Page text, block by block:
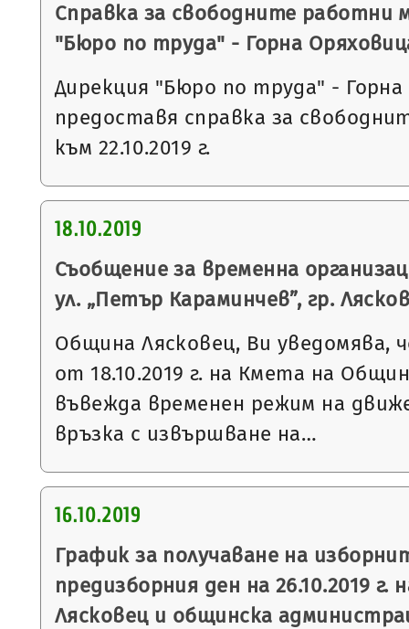
Справка за свободните работни
"Бюро по труда" - Горна
Дирекция "Бюро по труда" -
предоставя справка за
към 22.10.2019 г.
18.10.2019
Съобщение за временна
ул. „Петър Караминчев”, гр.
Община Лясковец, Ви уведомява,
от 18.10.2019 г. на Кмета на
въвежда временен режим на
връзка с извършване на…
16.10.2019
График за получаване на
предизборния ден на 26.10.2019
Лясковец и общинска